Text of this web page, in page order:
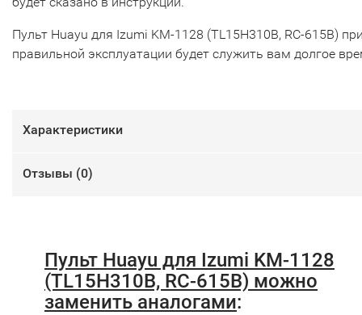
Пульт Huayu для Izumi KM-1128 (TL15H310B, RC-615B)
правильной эксплуатации будет служить вам долгое
Характеристики
Отзывы (0)
Пульт Huayu для Izumi KM-1128
(TL15H310B, RC-615B) можно
заменить аналогами: